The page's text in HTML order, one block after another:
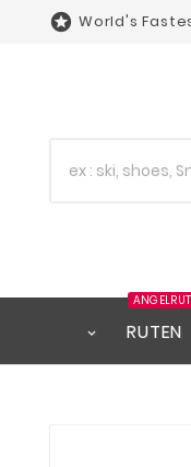
 World's
RUTEN